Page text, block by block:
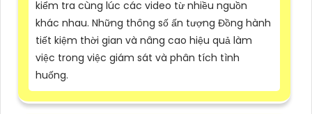
kiểm tra cùng lúc các video từ nhiều nguồn
khác nhau. Những thông số ấn tượng Đồng hành
tiết kiệm thời gian và nâng cao hiệu quả làm
việc trong việc giám sát và phân tích tình
huống.